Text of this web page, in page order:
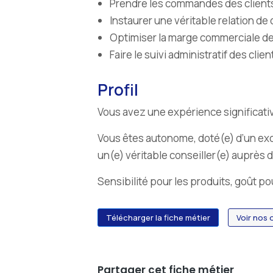
Prendre les commandes des
Instaurer une véritable relation
Optimiser la marge commerciale
Faire le suivi administratif des
Profil
Vous avez une expérience
Vous êtes autonome, doté(e) d’un
un(e) véritable conseiller(e) auprès
Sensibilité pour les produits, goût
Télécharger la fiche métier Voir nos
Partager cet fiche métier